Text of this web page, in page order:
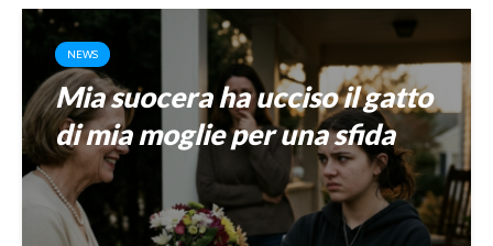
NEWS
Mia suocera ha ucciso il gatto
di mia moglie per una sfida